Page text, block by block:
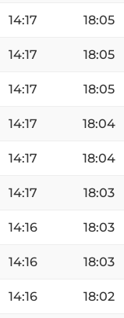
14:17 18:05
14:17 18:05
14:17 18:05
14:17 18:04
14:17 18:04
14:17 18:03
14:16 18:03
14:16 18:03
14:16 18:02